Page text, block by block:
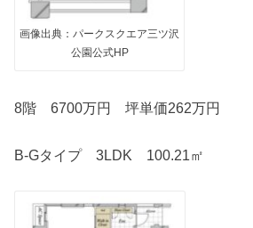
画像出典：パークスクエア三ツ沢
公園公式HP
8階 6700万円 坪単価262万円
B-Gタイプ 3LDK 100.21㎡